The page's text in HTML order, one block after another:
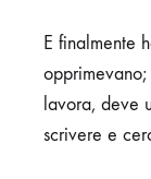
E finalmente
lavora, deve
scrivere e